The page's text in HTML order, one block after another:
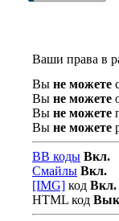
Ваши права в
Вы не можете
Вы не можете
Вы не можете
Вы не можете
BB коды Вкл.
Смайлы Вкл.
[IMG] код Вкл.
HTML код